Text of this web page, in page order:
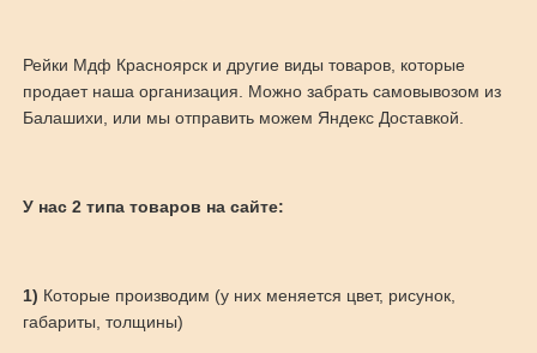
Рейки Мдф Красноярск и другие виды товаров, которые
продает наша организация. Можно забрать самовывозом из
Балашихи, или мы отправить можем Яндекс Доставкой.
У нас 2 типа товаров на сайте:
1) Которые производим (у них меняется цвет, рисунок,
габариты, толщины)